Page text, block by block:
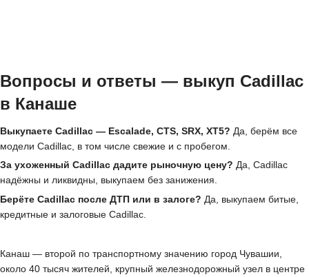
Вопросы и ответы — выкуп Cadillac
в Канаше
Выкупаете Cadillac — Escalade, CTS, SRX, XT5? Да, берём все
модели Cadillac, в том числе свежие и с пробегом.
За ухоженный Cadillac дадите рыночную цену? Да, Cadillac
надёжны и ликвидны, выкупаем без занижения.
Берёте Cadillac после ДТП или в залоге? Да, выкупаем битые,
кредитные и залоговые Cadillac.
Канаш — второй по транспортному значению город Чувашии,
около 40 тысяч жителей, крупный железнодорожный узел в центре